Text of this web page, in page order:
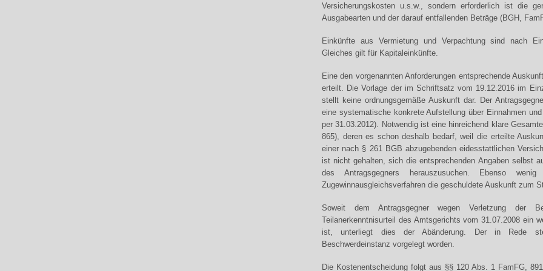
Versicherungskosten u.s.w., sondern erforderlich ist die
Ausgabearten und der darauf entfallenden Beträge (BGH,
Einkünfte aus Vermietung und Verpachtung sind nach
Gleiches gilt für Kapitaleinkünfte.
Eine den vorgenannten Anforderungen entsprechende
erteilt. Die Vorlage der im Schriftsatz vom 19.12.2016 im
stellt keine ordnungsgemäße Auskunft dar. Der
eine systematische konkrete Aufstellung über Einnahmen
per 31.03.2012). Notwendig ist eine hinreichend klare
865), deren es schon deshalb bedarf, weil die erteilte
einer nach § 261 BGB abzugebenden eidesstattlichen
ist nicht gehalten, sich die entsprechenden Angaben selbst
des Antragsgegners herauszusuchen. Ebenso
Zugewinnausgleichsverfahren die geschuldete Auskunft zum
Soweit dem Antragsgegner wegen Verletzung der
Teilanerkenntnisurteil des Amtsgerichts vom 31.07.2008 ein
ist, unterliegt dies der Abänderung. Der in Rede
Beschwerdeinstanz vorgelegt worden.
Die Kostenentscheidung folgt aus §§ 120 Abs. 1 FamFG,